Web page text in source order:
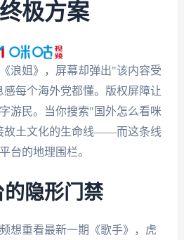
极方案
浪姐》，屏幕却弹出"该内容受
每个海外党都懂。版权屏障让
游民。当你搜索"国外怎么看咪
故土文化的生命线——而这条线
台的地理围栏。
的隐形门禁
想重看最新一期《歌手》，虎